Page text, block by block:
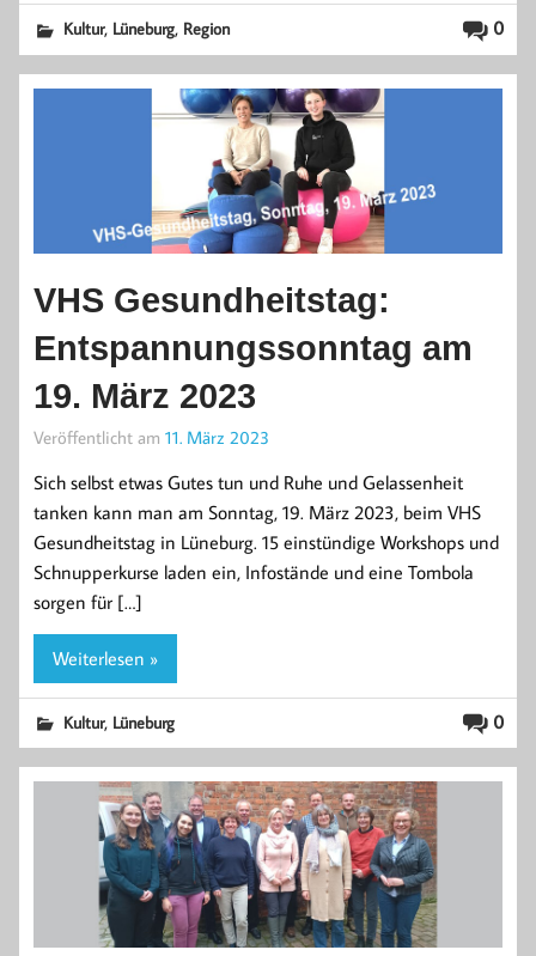
0
Kultur, Lüneburg, Region
VHS Gesundheitstag:
Entspannungssonntag am
19. März 2023
Veröffentlicht am 11. März 2023
Sich selbst etwas Gutes tun und Ruhe und Gelassenheit
tanken kann man am Sonntag, 19. März 2023, beim VHS
Gesundheitstag in Lüneburg. 15 einstündige Workshops und
Schnupperkurse laden ein, Infostände und eine Tombola
sorgen für […]
Weiterlesen »
0
Kultur, Lüneburg